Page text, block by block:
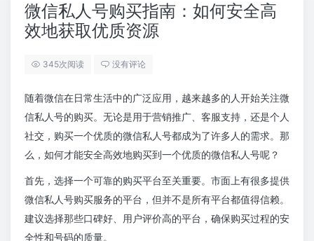
微信私人号购买指南：如何安全高
效地获取优质资源
345次阅读 没有评论
随着微信在日常生活中的广泛应用，越来越多的人开始关注微
信私人号的购买。无论是用于营销推广、客服支持，还是个人
社交，购买一个优质的微信私人号都成为了许多人的需求。那
么，如何才能安全高效地购买到一个优质的微信私人号呢？
首先，选择一个可靠的购买平台至关重要。市面上有很多提供
微信私人号购买服务的平台，但并不是所有平台都值得信赖。
建议选择那些口碑好、用户评价高的平台，确保购买过程的安
全性和号码的质量。